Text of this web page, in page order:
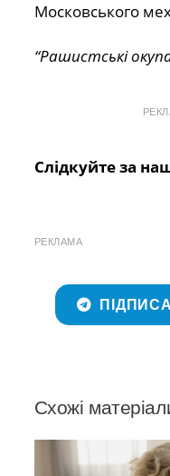
Московського
“Рашистські
Слідкуйте за
РЕКЛАМА
Схожі